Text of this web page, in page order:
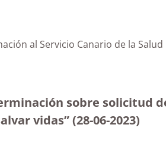
al Servicio Canario de la
sobre solicitud
vidas” (28-06-2023)